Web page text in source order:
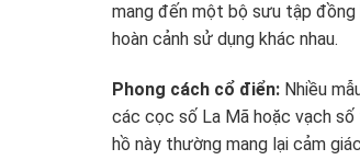
mang đến một bộ sưu tập đồng
hoàn cảnh sử dụng khác nhau.
Phong cách cổ điển: Nhiều
các cọc số La Mã hoặc vạch
hồ này thường mang lại cảm